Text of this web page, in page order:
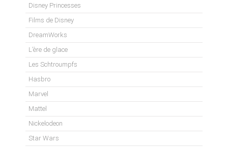
Disney Princesses
Films de Disney
DreamWorks
L’ère de glace
Les Schtroumpfs
Hasbro
Marvel
Mattel
Nickelodeon
Star Wars